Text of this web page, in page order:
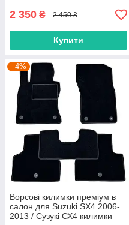
2 350 ₴ 2 450 ₴
Купити
–4%
Ворсові килимки преміум в
салон для Suzuki SX4 2006-
2013 / Сузукі СХ4 килимки